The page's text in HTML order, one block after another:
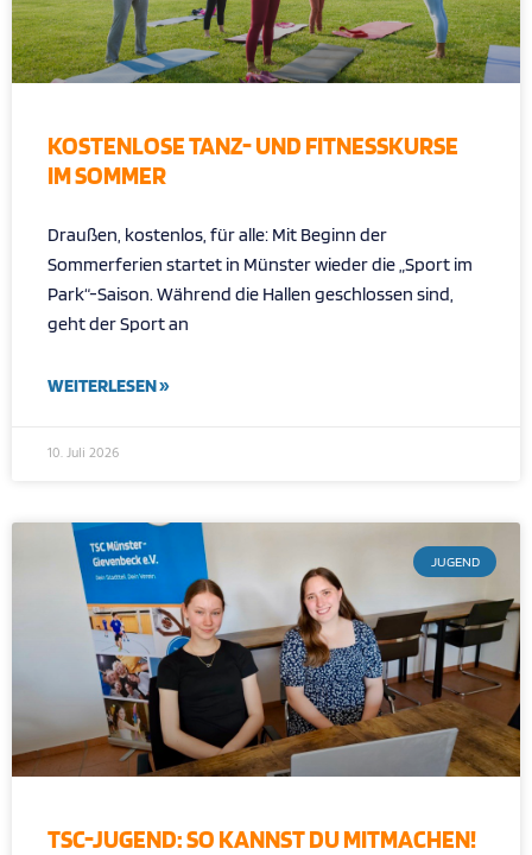
KOSTENLOSE TANZ- UND FITNESSKURSE
IM SOMMER
Draußen, kostenlos, für alle: Mit Beginn der
Sommerferien startet in Münster wieder die „Sport im
Park“-Saison. Während die Hallen geschlossen sind,
geht der Sport an
WEITERLESEN »
10. Juli 2026
JUGEND
TSC-JUGEND: SO KANNST DU MITMACHEN!